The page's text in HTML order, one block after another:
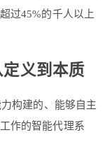
过45%的千人以上
义到本质
构建的、能够自主
作的智能代理系